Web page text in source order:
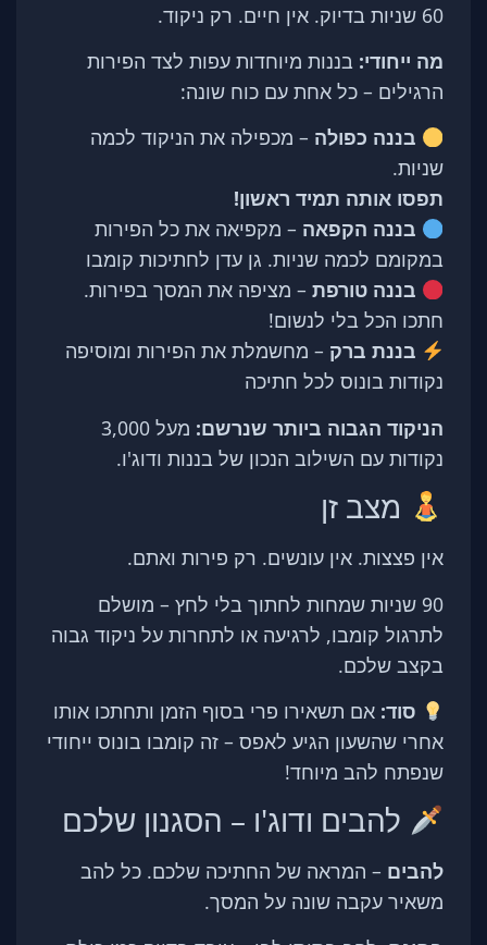
60 שניות בדיוק. אין חיים. רק ניקוד.
מה ייחודי: בננות מיוחדות עפות לצד הפירות
הרגילים – כל אחת עם כוח שונה:
בננה כפולה – מכפילה את הניקוד לכמה
שניות.
תפסו אותה תמיד ראשון!
בננה הקפאה – מקפיאה את כל הפירות
במקומם לכמה שניות. גן עדן לחתיכות קומבו
בננה טורפת – מציפה את המסך בפירות.
חתכו הכל בלי לנשום!
בננת ברק – מחשמלת את הפירות ומוסיפה
נקודות בונוס לכל חתיכה
הניקוד הגבוה ביותר שנרשם:
מעל 3,000
נקודות עם השילוב הנכון של בננות ודוג'ו.
מצב זן
אין פצצות. אין עונשים. רק פירות ואתם.
90 שניות שמחות לחתוך בלי לחץ – מושלם
לתרגול קומבו, לרגיעה או לתחרות על ניקוד גבוה
בקצב שלכם.
סוד: אם תשאירו פרי בסוף הזמן ותחתכו אותו
אחרי שהשעון הגיע לאפס – זה קומבו בונוס ייחודי
שנפתח להב מיוחד!
להבים ודוג'ו – הסגנון שלכם
להבים – המראה של החתיכה שלכם. כל להב
משאיר עקבה שונה על המסך.